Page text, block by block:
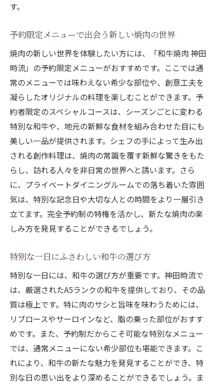
す。
予約限定メニューで出会う新しい焼肉の世界
焼肉の新しい世界を体験したい方には、「和牛焼肉 神田
時流」の予約限定メニューがおすすめです。ここでは通
常のメニューでは味わえない希少な部位や、創意工夫を
凝らしたオリジナルの料理を楽しむことができます。予
約者限定のスペシャルコースは、シーズンごとに変わる
特別な和牛や、地元の新鮮な食材を組み合わせた目にも
美しい一品が提供されます。シェフの手によって生み出
される創作料理は、焼肉の常識を覆す新鮮な驚きをもた
らし、訪れる人々を非日常の世界へと誘います。さら
に、プライベートダイニングルームでの落ち着いた雰囲
気は、特別な記念日や大切な人との時間をより一層引き
立てます。完全予約制の特権を活かし、新たな焼肉の楽
しみ方を発見することができるでしょう。
特別な一日にふさわしい和牛の選び方
特別な一日には、和牛の選び方が重要です。神田時流で
は、厳選されたA5ランクの和牛を提供しており、その品
質は極上です。特に肉のサシと旨味を味わうためには、
リブロースやサーロインなど、脂の乗った部位がおすす
めです。また、予約制だからこそ可能な特別なメニュー
では、通常メニューにない希少部位も堪能できます。こ
れにより、和牛の新たな魅力を発見することができ、特
別な日の思い出をより深めることができるでしょう。ま